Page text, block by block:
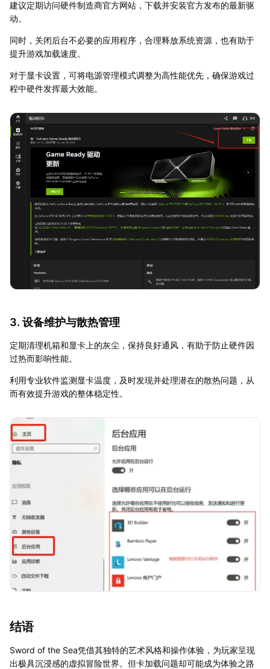
建议定期访问硬件制造商官方网站，下载并安装官方发布的最新驱
动。
同时，关闭后台不必要的应用程序，合理释放系统资源，也有助于
提升游戏加载速度。
对于显卡设置，可将电源管理模式调整为高性能优先，确保游戏过
程中硬件发挥最大效能。
3. 设备维护与散热管理
定期清理机箱和显卡上的灰尘，保持良好通风，有助于防止硬件因
过热而影响性能。
利用专业软件监测显卡温度，及时发现并处理潜在的散热问题，从
而有效提升游戏的整体稳定性。
结语
Sword of the Sea凭借其独特的艺术风格和操作体验，为玩家呈现
出极具沉浸感的虚拟冒险世界。但卡加载问题却可能成为体验之路